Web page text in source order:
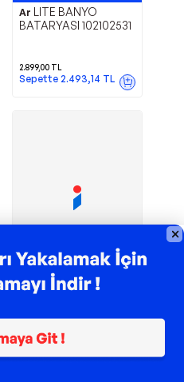
Ar LITE BANYO
BATARYASI 102102531
2.899,00 TL
Sepette 2.493,14 TL
TROY ile 200 TL İndirim
Artema
Sepette 883,49 TL